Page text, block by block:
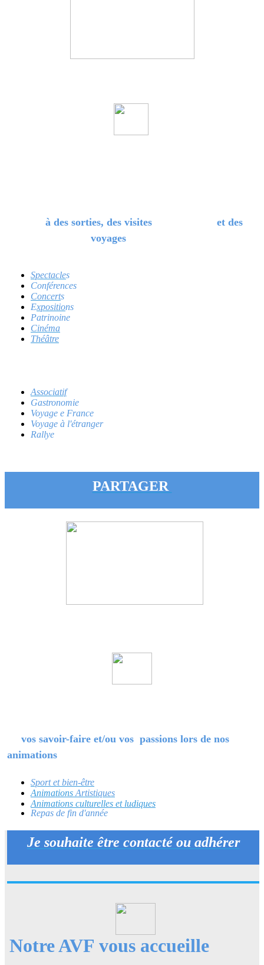
à des sorties, des visiteset des
voyages
Spectacles
Conférences
Concerts
Expositions
Patrinoine
Cinéma
Théâtre
Associatif
Gastronomie
Voyage e France
Voyage à l'étranger
Rallye
PARTAGER
vos savoir-faire et/ou vos passions lors de nos
animations
Sport et bien-être
Animations Artistiques
Animations culturelles et ludiques
Repas de fin d'année
Je souhaite être contacté ou adhérer
Notre AVF vous accueille